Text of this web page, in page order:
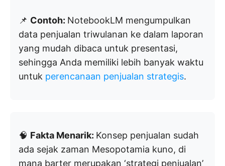
📌 Contoh: NotebookLM mengumpulkan
data penjualan triwulanan ke dalam laporan
yang mudah dibaca untuk presentasi,
sehingga Anda memiliki lebih banyak waktu
untuk perencanaan penjualan strategis.
🧠 Fakta Menarik: Konsep penjualan sudah
ada sejak zaman Mesopotamia kuno, di
mana barter merupakan ‘strategi penjualan’